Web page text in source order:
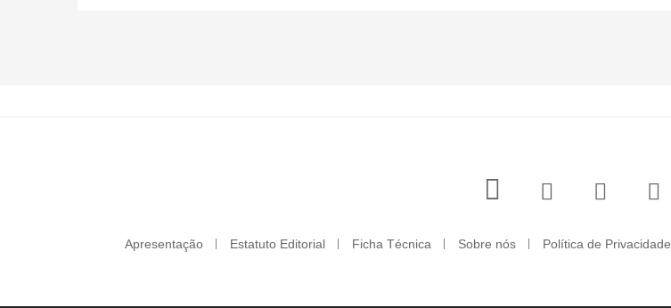
Apresentação Estatuto Editorial Ficha Técnica Sobre nós Política de Privacidade